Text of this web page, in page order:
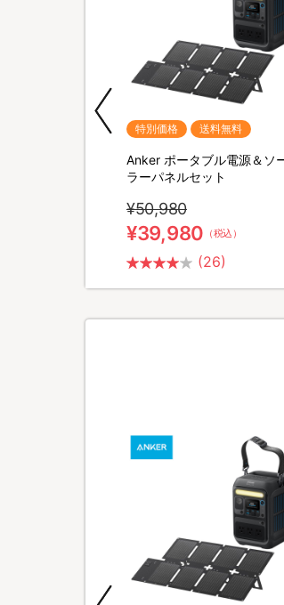
特別価格 送料無料
Anker ポータブル電源＆ソ
ラーパネルセット
¥50,980
¥39,980 （税込）
(26)